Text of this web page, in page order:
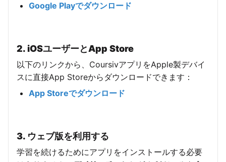
Google Playでダウンロード
2. iOSユーザーとApp Store
以下のリンクから、CoursivアプリをApple製デバイ
スに直接App Storeからダウンロードできます：
App Storeでダウンロード
3. ウェブ版を利用する
学習を続けるためにアプリをインストールする必要